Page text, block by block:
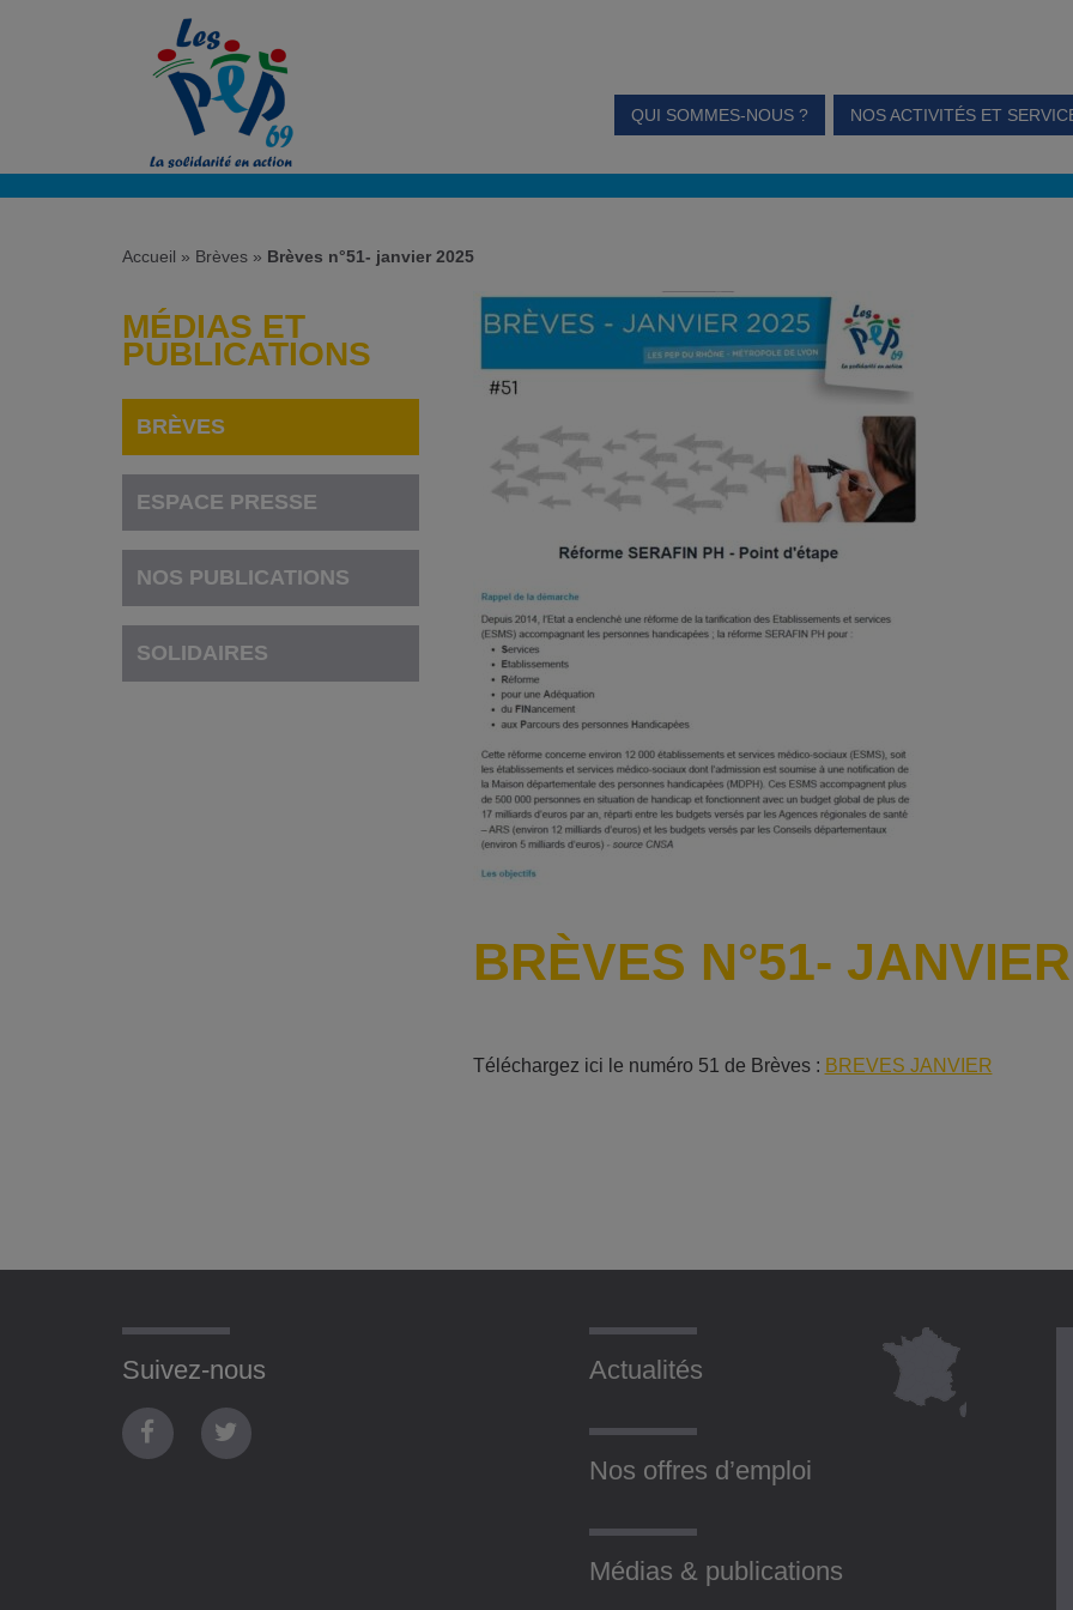
QUI SOMMES-NOUS ? NOS ACTIVITÉS ET
Accueil » Brèves » Brèves n°51- janvier 2025
MÉDIAS ET
PUBLICATIONS
BRÈVES
ESPACE PRESSE
NOS PUBLICATIONS
SOLIDAIRES
BRÈVES N°51-
Téléchargez ici le numéro 51 de Brèves : BREVES JANVIER
Suivez-nous Actualités
Nos offres d’emploi
Médias & publications